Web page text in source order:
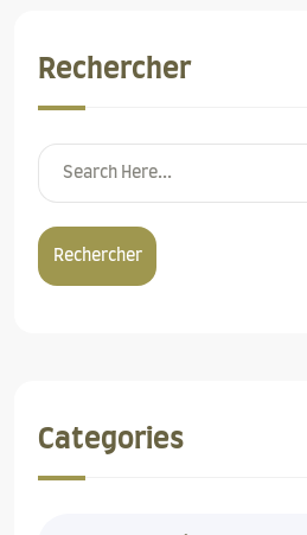
Rechercher
Rechercher
Categories